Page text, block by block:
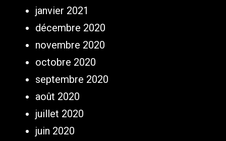
janvier 2021
décembre 2020
novembre 2020
octobre 2020
septembre 2020
août 2020
juillet 2020
juin 2020